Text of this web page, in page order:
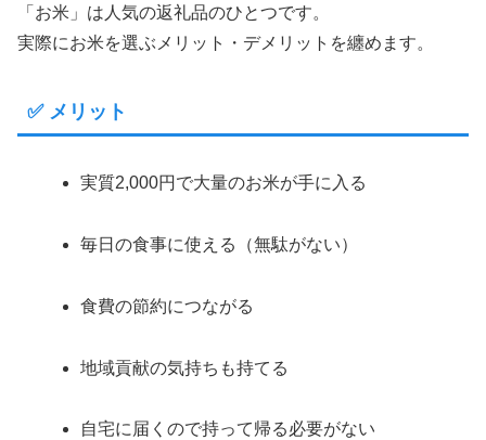
「お米」は人気の返礼品のひとつです。
実際にお米を選ぶメリット・デメリットを纏めます。
✅ メリット
実質2,000円で大量のお米が手に入る
毎日の食事に使える（無駄がない）
食費の節約につながる
地域貢献の気持ちも持てる
自宅に届くので持って帰る必要がない